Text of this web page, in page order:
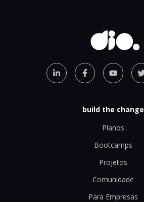
build the change
Planos
Bootcamps
Projetos
Comunidade
Para Empresas